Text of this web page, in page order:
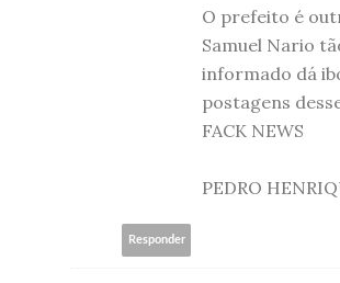
O prefeito é
Samuel Nario
informado dá
postagens
FACK NEWS
PEDRO
Responder